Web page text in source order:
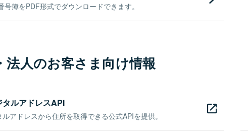
簿をPDF形式でダウンロードできます。
法人のお客さま向け情報
ルアドレスAPI
アドレスから住所を取得できる公式APIを提供。